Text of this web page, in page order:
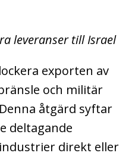
leveranser till Israel
exporten av
och militär
åtgärd syftar
deltagande
direkt eller